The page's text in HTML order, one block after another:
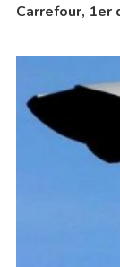
Carrefour, 1er